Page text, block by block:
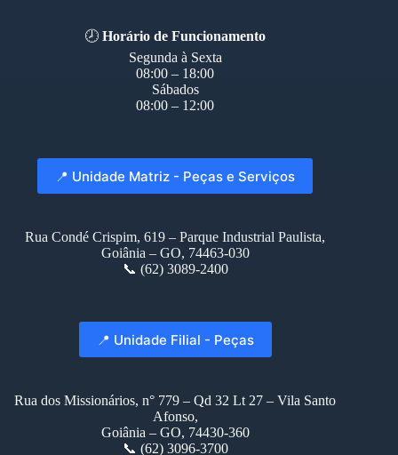
🕗Horário de Funcionamento
Segunda à Sexta
08:00 – 18:00
Sábados
08:00 – 12:00
📍 Unidade Matriz - Peças e Serviços
Rua Condé Crispim, 619 – Parque Industrial Paulista,
Goiânia – GO, 74463-030
📞 (62) 3089-2400
📍 Unidade Filial - Peças
Rua dos Missionários, n° 779 – Qd 32 Lt 27 – Vila Santo
Afonso,
Goiânia – GO, 74430-360
📞 (62) 3096-3700